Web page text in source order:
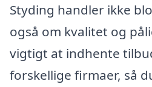
Styding handler ikke
også om kvalitet og
vigtigt at indhente
forskellige firmaer, så